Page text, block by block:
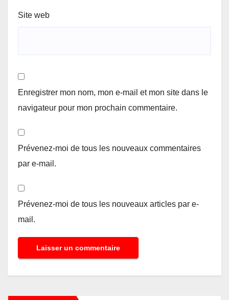
Site web
Enregistrer mon nom, mon e-mail et mon site dans le
navigateur pour mon prochain commentaire.
Prévenez-moi de tous les nouveaux commentaires
par e-mail.
Prévenez-moi de tous les nouveaux articles par e-
mail.